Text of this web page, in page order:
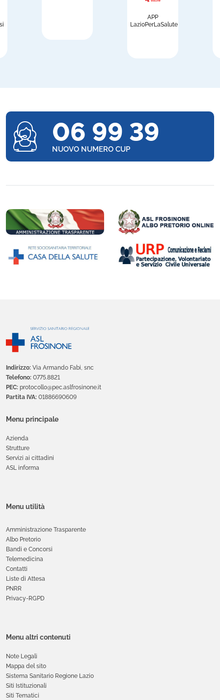
APP
LazioPerLaSalute
06 99 39
NUOVO NUMERO CUP
Indirizzo: Via Armando Fabi, snc
Telefono: 0775.8821
PEC: protocollo@pec.aslfrosinone.it
Partita IVA: 01886690609
Menu principale
Azienda
Strutture
Servizi ai cittadini
ASL informa
Menu utilità
Amministrazione Trasparente
Albo Pretorio
Bandi e Concorsi
Telemedicina
Contatti
Liste di Attesa
PNRR
Privacy-RGPD
Menu altri contenuti
Note Legali
Mappa del sito
Sistema Sanitario Regione Lazio
Siti Istituzionali
Siti Tematici